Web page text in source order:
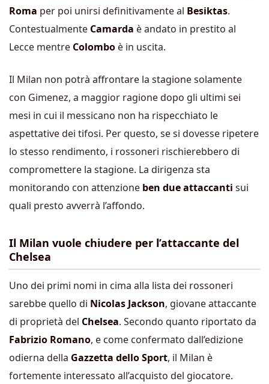
Roma per poi unirsi definitivamente al Besiktas.
Contestualmente Camarda è andato in prestito al
Lecce mentre Colombo è in uscita.
Il Milan non potrà affrontare la stagione solamente
con Gimenez, a maggior ragione dopo gli ultimi sei
mesi in cui il messicano non ha rispecchiato le
aspettative dei tifosi. Per questo, se si dovesse ripetere
lo stesso rendimento, i rossoneri rischierebbero di
compromettere la stagione. La dirigenza sta
monitorando con attenzione ben due attaccanti sui
quali presto avverrà l’affondo.
Il Milan vuole chiudere per l’attaccante del
Chelsea
Uno dei primi nomi in cima alla lista dei rossoneri
sarebbe quello di Nicolas Jackson, giovane attaccante
di proprietà del Chelsea. Secondo quanto riportato da
Fabrizio Romano, e come confermato dall’edizione
odierna della Gazzetta dello Sport, il Milan è
fortemente interessato all’acquisto del giocatore.